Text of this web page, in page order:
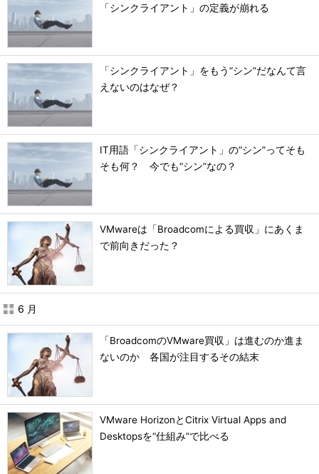
「シンクライアント」の定義が崩れる
「シンクライアント」をもう“シン”だなんて言
えないのはなぜ？
IT用語「シンクライアント」の“シン”ってそも
そも何？ 今でも“シン”なの？
VMwareは「Broadcomによる買収」にあくま
で前向きだった？
6 月
「BroadcomのVMware買収」は進むのか進ま
ないのか 各国が注目するその結末
VMware HorizonとCitrix Virtual Apps and
Desktopsを“仕組み”で比べる